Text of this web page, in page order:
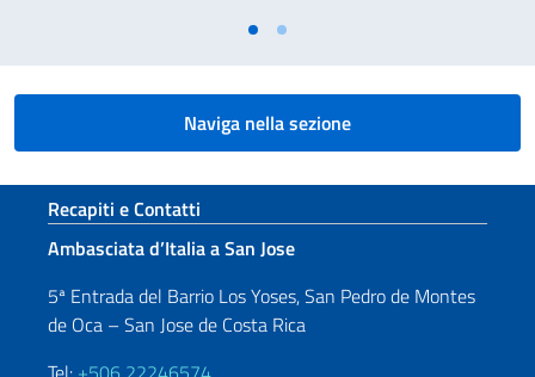
Naviga nella sezione
Sezione footer
Recapiti e Contatti
Ambasciata d’Italia a San Jose
5ª Entrada del Barrio Los Yoses, San Pedro de Montes
de Oca – San Jose de Costa Rica